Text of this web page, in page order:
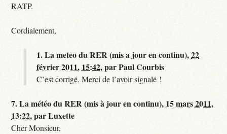
RATP.
Cordialement,
1.La meteo du RER (mis a jour en continu),22
février 2011, 15:42,parPaul Courbis
C’est corrigé. Merci de l’avoir signalé !
7.La météo du RER (mis à jour en continu), 15 mars 2011,
13:22,parLuxette
Cher Monsieur,